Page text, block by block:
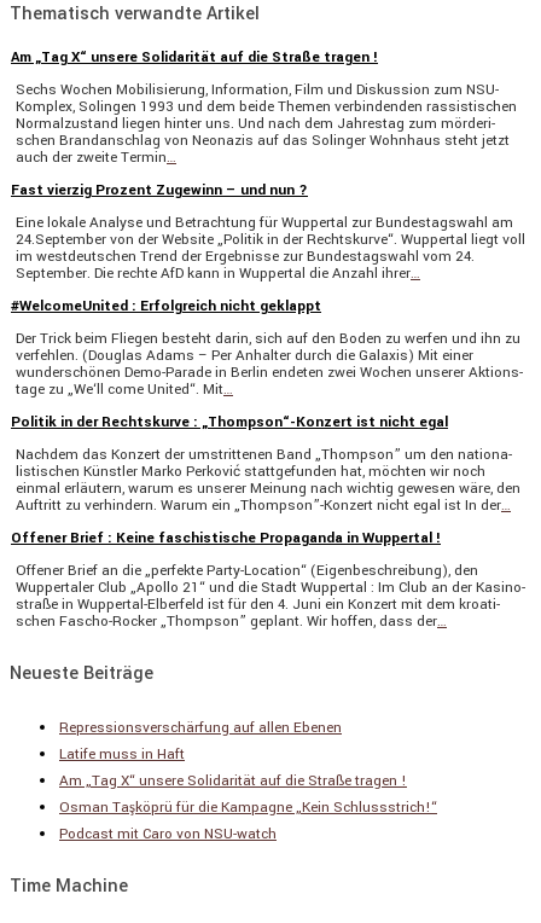
Thematisch verwandte Artikel
Am „Tag X“ unsere Solidarität auf die Straße tragen !
Sechs Wochen Mobili­sie­rung, Infor­ma­tion, Film und Diskus­sion zum NSU-
Komplex, Solingen 1993 und dem beide Themen verbin­denden rassis­ti­schen
Normal­zu­stand liegen hinter uns. Und nach dem Jahrestag zum mörde­ri­
schen Brand­an­schlag von Neonazis auf das Solinger Wohnhaus steht jetzt
auch der zweite Termin…
Fast vierzig Prozent Zugewinn – und nun ?
Eine lokale Analyse und Betrach­tung für Wuppertal zur Bundes­tags­wahl am
24.September von der Website „Politik in der Rechts­kurve“. Wuppertal liegt voll
im westdeut­schen Trend der Ergeb­nisse zur Bundes­tags­wahl vom 24.
September. Die rechte AfD kann in Wuppertal die Anzahl ihrer…
#WelcomeUnited : Erfolgreich nicht geklappt
Der Trick beim Fliegen besteht darin, sich auf den Boden zu werfen und ihn zu
verfehlen. (Douglas Adams – Per Anhalter durch die Galaxis) Mit einer
wunder­schönen Demo-Parade in Berlin endeten zwei Wochen unserer Aktions­
tage zu „We‘ll come United“. Mit…
Politik in der Rechtskurve : „Thompson“-Konzert ist nicht egal
Nachdem das Konzert der umstrit­tenen Band „Thompson” um den natio­na­
lis­ti­schen Künstler Marko Perković statt­ge­funden hat, möchten wir noch
einmal erläu­tern, warum es unserer Meinung nach wichtig gewesen wäre, den
Auftritt zu verhin­dern. Warum ein „Thompson”-Konzert nicht egal ist In der…
Offener Brief : Keine faschistische Propaganda in Wuppertal !
Offener Brief an die „perfekte Party-Location“ (Eigen­be­schrei­bung), den
Wupper­taler Club „Apollo 21“ und die Stadt Wuppertal : Im Club an der Kasino­
straße in Wuppertal-Elber­­feld ist für den 4. Juni ein Konzert mit dem kroati­
schen Fascho-Rocker „Thompson” geplant. Wir hoffen, dass der…
Neueste Beiträge
Repressionsverschärfung auf allen Ebenen
Latife muss in Haft
Am „Tag X“ unsere Solidarität auf die Straße tragen !
Osman Taşköprü für die Kampagne „Kein Schlussstrich!“
Podcast mit Caro von NSU-watch
Time Machine